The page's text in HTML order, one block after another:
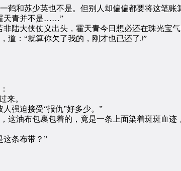
和苏少英也不是。但别人却偏偏都要将这笔账
天青并不是……”
大侠仗义出头，霍天青今日想必还在珠光宝
：“就算你欠了我的，刚才也已还了J”
来。
强迫接受“报仇”好多少。”
油布包裹包着的，竟是一条上面染着斑斑血迹
条布带？”